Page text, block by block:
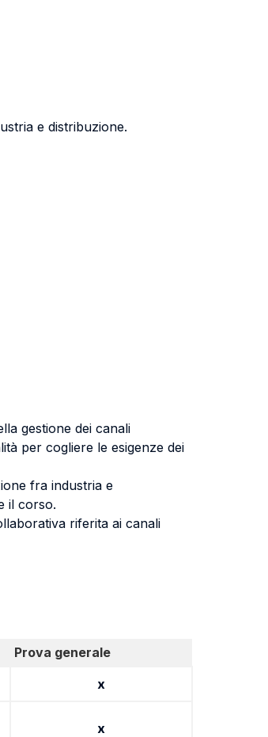
e distribuzione.
gestione dei canali
per cogliere le esigenze dei
fra industria e
il corso.
riferita ai canali
Prova generale
x
x